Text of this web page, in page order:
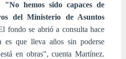
"No hemos sido capaces de
del Ministerio de Asuntos
fondo se abrió a consulta hace
es que lleva años sin poderse
en obras", cuenta Martínez.